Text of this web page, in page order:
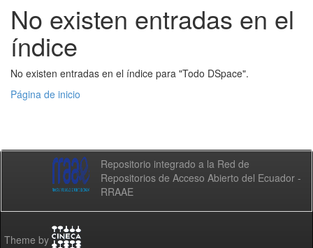
No existen entradas en el
índice
No existen entradas en el índice para "Todo DSpace".
Página de inicio
Repositorio integrado a la Red de
Repositorios de Acceso Abierto del Ecuador -
RRAAE
Theme by